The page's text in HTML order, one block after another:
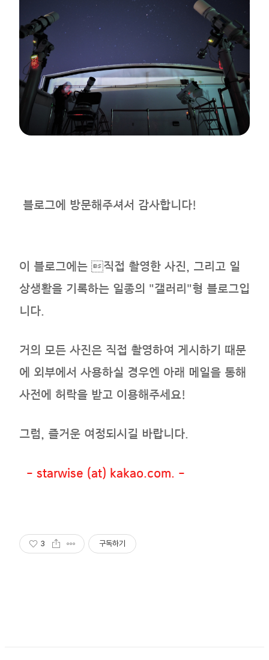
블로그에 방문해주셔서 감사합니다!
이 블로그에는 직접 촬영한 사진, 그리고 일
상생활을 기록하는 일종의 "갤러리"형 블로그입
니다.
거의 모든 사진은 직접 촬영하여 게시하기 때문
에 외부에서 사용하실 경우엔 아래 메일을 통해
사전에 허락을 받고 이용해주세요!
그럼, 즐거운 여정되시길 바랍니다.
- starwise (at) kakao.com. -
3 구독하기